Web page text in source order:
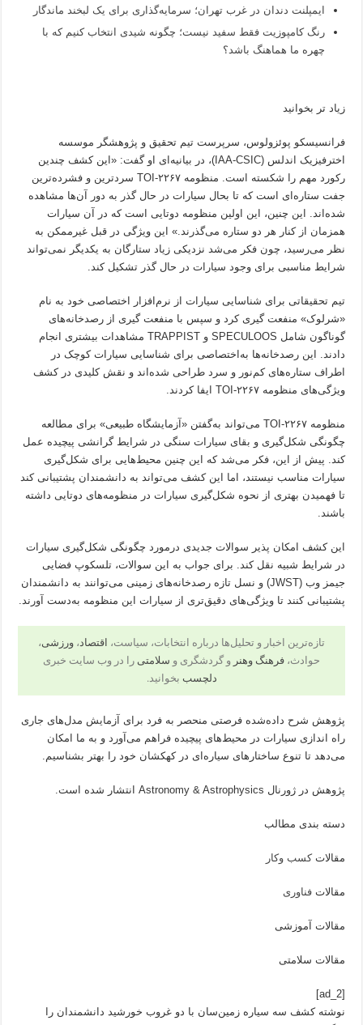
ایمپلنت دندان در غرب تهران؛ سرمایه‌گذاری برای یک لبخند ماندگار
رنگ کامپوزیت فقط سفید نیست؛ چگونه شیدی انتخاب کنیم که با
چهره ما هماهنگ باشد؟
زیاد تر بخوانید
فرانسیسکو پوئزولوس، سرپرست تیم تحقیق و پژوهشگر موسسه
اخترفیزیک اندلس (IAA-CSIC)، در بیانیه‌ای او گفت: «این کشف چندین
رکورد مهم را شکسته است. منظومه TOI-۲۲۶۷ سردترین و فشرده‌ترین
جفت ستاره‌ای است که تا بحال سیارات در حال گذر به دور آن‌ها مشاهده
شده‌اند. این چنین، این اولین منظومه دوتایی است که در آن سیارات
همزمان از کنار هر دو ستاره می‌گذرند.» این ویژگی در قبل غیرممکن به
نظر می‌رسید، چون فکر می‌شد نزدیکی زیاد ستارگان به یکدیگر نمی‌تواند
شرایط مناسبی برای وجود سیارات در حال گذر تشکیل کند.
تیم تحقیقاتی برای شناسایی سیارات از نرم‌افزار اختصاصی خود به نام
«شرلوک» منفعت گیری کرد و سپس با منفعت گیری از رصدخانه‌های
گوناگون شامل SPECULOOS و TRAPPIST مشاهدات بیشتری انجام
دادند. این رصدخانه‌ها به‌اختصاصی برای شناسایی سیارات کوچک در
اطراف ستاره‌های کم‌نور و سرد طراحی شده‌اند و نقش کلیدی در کشف
ویژگی‌های منظومه TOI-۲۲۶۷ ایفا کردند.
منظومه TOI-۲۲۶۷ می‌تواند به‌گفتن «آزمایشگاه طبیعی» برای مطالعه
چگونگی شکل‌گیری و بقای سیارات سنگی در شرایط گرانشی پیچیده عمل
کند. پیش از این، فکر می‌شد که این چنین محیط‌هایی برای شکل‌گیری
سیارات مناسب نیستند، اما این کشف می‌تواند به دانشمندان پشتیبانی کند
تا فهمیدن بهتری از نحوه شکل‌گیری سیارات در منظومه‌های دوتایی داشته
باشند.
این کشف امکان پذیر سوالات جدیدی درمورد چگونگی شکل‌گیری سیارات
در شرایط شبیه نقل کند. برای جواب به این سوالات، تلسکوپ فضایی
جیمز وب (JWST) و نسل تازه رصدخانه‌های زمینی می‌توانند به دانشمندان
پشتیبانی کنند تا ویژگی‌های دقیق‌تری از سیارات این منظومه به‌دست آورند.
تازه‌ترین اخبار و تحلیل‌ها درباره انتخابات، سیاست، اقتصاد، ورزشی،
حوادث، فرهنگ وهنر و گردشگری و سلامتی را در وب سایت خبری
دلچسب بخوانید.
پژوهش شرح داده‌شده فرصتی منحصر به فرد برای آزمایش مدل‌های جاری
راه اندازی سیارات در محیط‌های پیچیده فراهم می‌آورد و به ما امکان
می‌دهد تا تنوع ساختارهای سیاره‌ای در کهکشان خود را بهتر بشناسیم.
پژوهش در ژورنال Astronomy & Astrophysics انتشار شده است.
دسته بندی مطالب
مقالاتکسب وکار
مقالاتفناوری
مقالات آموزشی
مقالات سلامتی
[ad_2]
نوشته کشف سه سیاره زمین‌سان با دو غروب خورشید دانشمندان را